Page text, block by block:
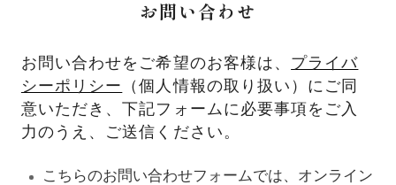
お問い合わせ
お問い合わせをご希望のお客様は、 プライバ
シーポリシー
（個人情報の取り扱い）にご同
意いただき、下記フォームに必要事項をご入
力のうえ、ご送信ください。
こちらのお問い合わせフォームでは、オンライン